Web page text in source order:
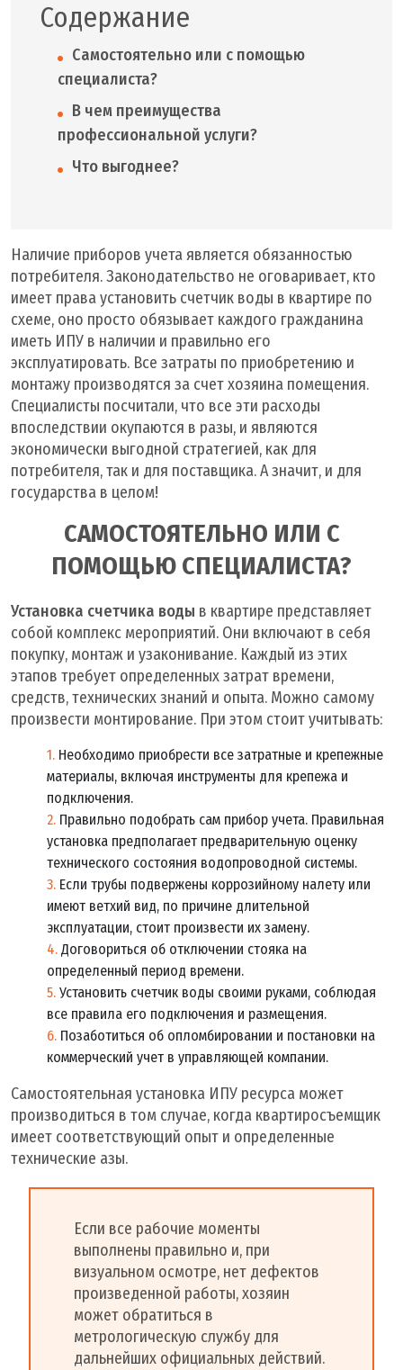
Содержание
Самостоятельно или с помощью
специалиста?
В чем преимущества
профессиональной услуги?
Что выгоднее?
Наличие приборов учета является обязанностью
потребителя. Законодательство не оговаривает, кто
имеет права установить счетчик воды в квартире по
схеме, оно просто обязывает каждого гражданина
иметь ИПУ в наличии и правильно его
эксплуатировать. Все затраты по приобретению и
монтажу производятся за счет хозяина помещения.
Специалисты посчитали, что все эти расходы
впоследствии окупаются в разы, и являются
экономически выгодной стратегией, как для
потребителя, так и для поставщика. А значит, и для
государства в целом!
САМОСТОЯТЕЛЬНО ИЛИ С
ПОМОЩЬЮ СПЕЦИАЛИСТА?
Установка счетчика воды в квартире представляет
собой комплекс мероприятий. Они включают в себя
покупку, монтаж и узаконивание. Каждый из этих
этапов требует определенных затрат времени,
средств, технических знаний и опыта. Можно самому
произвести монтирование. При этом стоит учитывать:
Необходимо приобрести все затратные и крепежные
материалы, включая инструменты для крепежа и
подключения.
Правильно подобрать сам прибор учета. Правильная
установка предполагает предварительную оценку
технического состояния водопроводной системы.
Если трубы подвержены коррозийному налету или
имеют ветхий вид, по причине длительной
эксплуатации, стоит произвести их замену.
Договориться об отключении стояка на
определенный период времени.
Установить счетчик воды своими руками, соблюдая
все правила его подключения и размещения.
Позаботиться об опломбировании и постановки на
коммерческий учет в управляющей компании.
Самостоятельная установка ИПУ ресурса может
производиться в том случае, когда квартиросъемщик
имеет соответствующий опыт и определенные
технические азы.
Если все рабочие моменты
выполнены правильно и, при
визуальном осмотре, нет дефектов
произведенной работы, хозяин
может обратиться в
метрологическую службу для
дальнейших официальных действий.